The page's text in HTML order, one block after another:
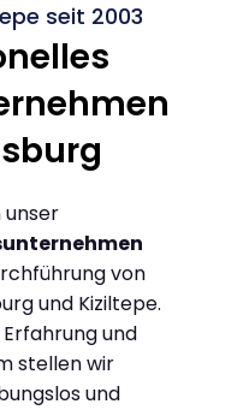
seit 2003
unser
von
und Kiziltepe.
und
stellen wir
und